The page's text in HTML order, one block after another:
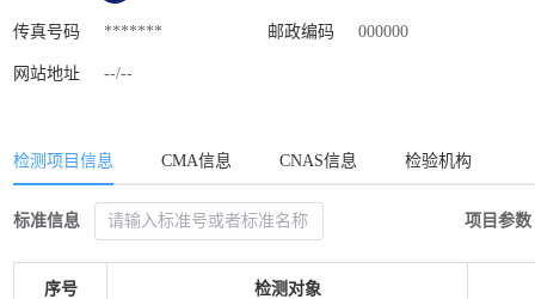
传真号码 ******* 邮政编码 000000
网站地址 --/--
检测项目信息 CMA信息 CNAS信息 检验机构
标准信息 项目参数
序号 检测对象